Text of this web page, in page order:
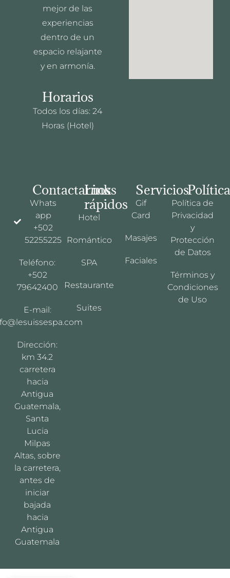
mejor de las
experiencias
dentro de un
espacio relajante
y en armonía.
Horarios
Todos los días: 24
Horas (Hotel)
Contactarnos
Whats
app
+502
52255225
Teléfono:
+502
79642400
E-mail:
Dirección:
km 34.2
carretera
hacia
Antigua
Guatemala,
Santa
Lucia
Milpas
Altas, sobre
la carretera,
antes de
iniciar
bajada
hacia
Antigua
Guatemala
Links
rápidos
Hotel
Romántico
SPA
Restaurante
Suites
Servicios
Gif
Card
Masajes
Faciales
Política de
Privacidad
y
Protección
de Datos
Términos y
Condiciones
de Uso